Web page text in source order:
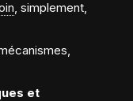
, simplement,
et